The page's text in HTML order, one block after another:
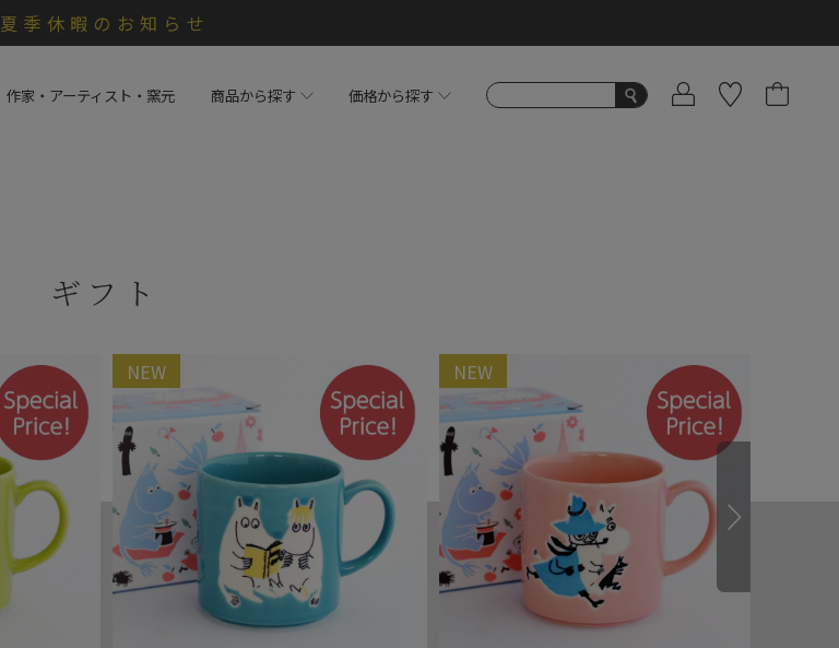
夏季休暇のお知らせ
作家・アーティスト・窯元 商品から探す 価格から探す
ギフト